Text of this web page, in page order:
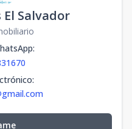
El Salvador
:
: